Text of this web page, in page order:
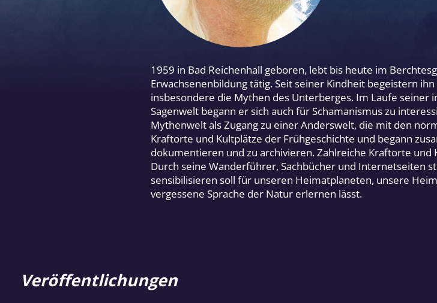
1959 in Bad Reichenhall geboren, lebt bis heute im
Erwachsenenbildung tätig. Seit seiner Kindheit begeistern
insbesondere die Mythen des Unterberges. Im Laufe seiner
Sagenwelt begann er sich auch für Schamanismus zu
Mythenwelt als Zugang zu einer Anderswelt, die mit den
Kraftorte und Kultplätze der Frühgeschichte und begann
dokumentieren und zu archivieren. Zahlreiche Kraftorte
Durch seine Wanderführer, Sachbücher und Internetseiten
sensibilisieren soll für unseren Heimatplaneten, unsere
vergessene Sprache der Natur erlernen lässt.
Veröffentlichungen